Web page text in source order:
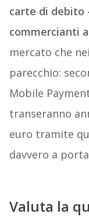
carte di
commercianti
mercato che
parecchio:
Mobile
transeranno
euro tramite
davvero a
Valuta la